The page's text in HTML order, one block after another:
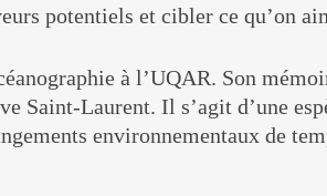
potentiels et cibler ce qu’on
à l’UQAR. Son
Saint-Laurent. Il s’agit d’une
environnementaux de